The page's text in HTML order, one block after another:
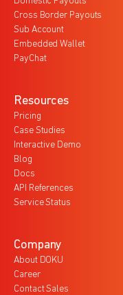
Cross Border Payouts
Sub Account
Embedded Wallet
PayChat
Resources
Pricing
Case Studies
Interactive Demo
Blog
Docs
API References
Service Status
Company
About DOKU
Career
Contact Sales